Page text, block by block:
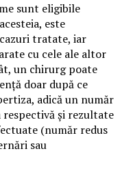
sunt eligibile
este
tratate, iar
cu cele ale altor
un chirurg poate
doar după ce
adică un număr
și rezultate
(număr redus
sau